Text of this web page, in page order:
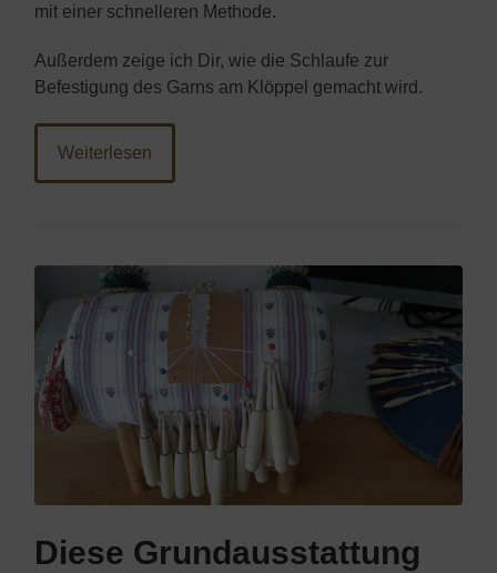
mit einer schnelleren Methode.
Außerdem zeige ich Dir, wie die Schlaufe zur
Befestigung des Garns am Klöppel gemacht wird.
Weiterlesen
Diese Grundausstattung